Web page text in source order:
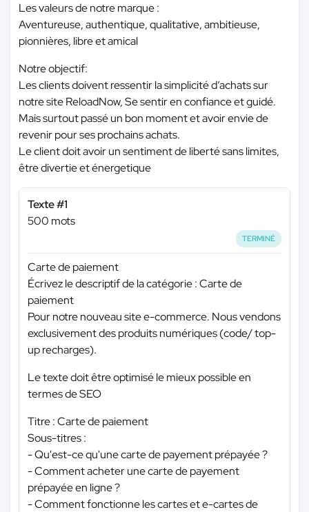
Les valeurs de notre marque :
Aventureuse, authentique, qualitative, ambitieuse,
pionnières, libre et amical
Notre objectif:
Les clients doivent ressentir la simplicité d’achats sur
notre site ReloadNow, Se sentir en confiance et guidé.
Mais surtout passé un bon moment et avoir envie de
revenir pour ses prochains achats.
Le client doit avoir un sentiment de liberté sans limites,
être divertie et énergetique
Texte #1
500 mots
TERMINÉ
Carte de paiement
Écrivez le descriptif de la catégorie : Carte de
paiement
Pour notre nouveau site e-commerce. Nous vendons
exclusivement des produits numériques (code/ top-
up recharges).
Le texte doit être optimisé le mieux possible en
termes de SEO
Titre : Carte de paiement
Sous-titres :
- Qu'est-ce qu'une carte de payement prépayée ?
- Comment acheter une carte de payement
prépayée en ligne ?
- Comment fonctionne les cartes et e-cartes de